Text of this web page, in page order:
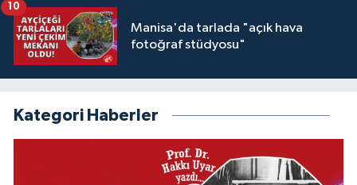
Manisa'da tarlada "açık hava
fotoğraf stüdyosu"
10
Kategori Haberler